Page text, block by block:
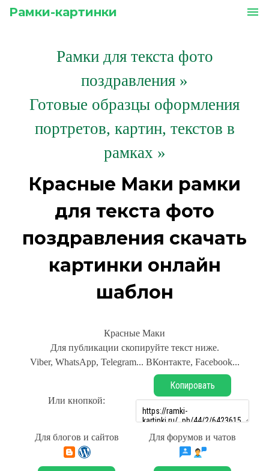
Рамки-картинки menu
Рамки для текста фото
поздравления »
Готовые образцы оформления
портретов, картин, текстов в
рамках »
Красные Маки рамки
для текста фото
поздравления скачать
картинки онлайн
шаблон
Красные Маки
Для публикации скопируйте текст ниже.
Viber, WhatsApp, Telegram... ВКонтакте, Facebook...
Или кнопкой:
Копировать
Для блогов и сайтов Для форумов и чатов